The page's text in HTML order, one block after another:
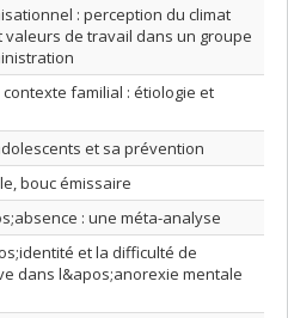
: perception du climat
de travail dans un groupe
familial : étiologie et
et sa prévention
bouc émissaire
: une méta-analyse
et la difficulté de
dans l&apos;anorexie mentale